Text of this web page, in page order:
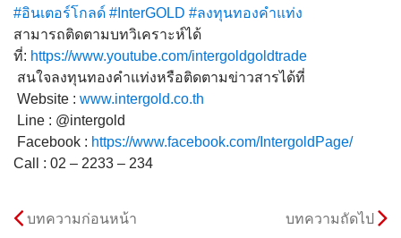
#อินเตอร์โกลด์ #InterGOLD #ลงทุนทองคำแท่ง
สามารถติดตามบทวิเคราะห์ได้
ที่: https://www.youtube.com/intergoldgoldtrade
สนใจลงทุนทองคำแท่งหรือติดตามข่าวสารได้ที่
Website : www.intergold.co.th
Line : @intergold
Facebook : https://www.facebook.com/IntergoldPage/
Call : 02 – 2233 – 234
บทความก่อนหน้า บทความถัดไป